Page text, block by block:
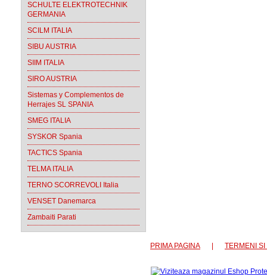
SCHULTE ELEKTROTECHNIK
GERMANIA
SCILM ITALIA
SIBU AUSTRIA
SIIM ITALIA
SIRO AUSTRIA
Sistemas y Complementos de
Herrajes SL SPANIA
SMEG ITALIA
SYSKOR Spania
TACTICS Spania
TELMA ITALIA
TERNO SCORREVOLI Italia
VENSET Danemarca
Zambaiti Parati
PRIMA PAGINA TERMENI SI